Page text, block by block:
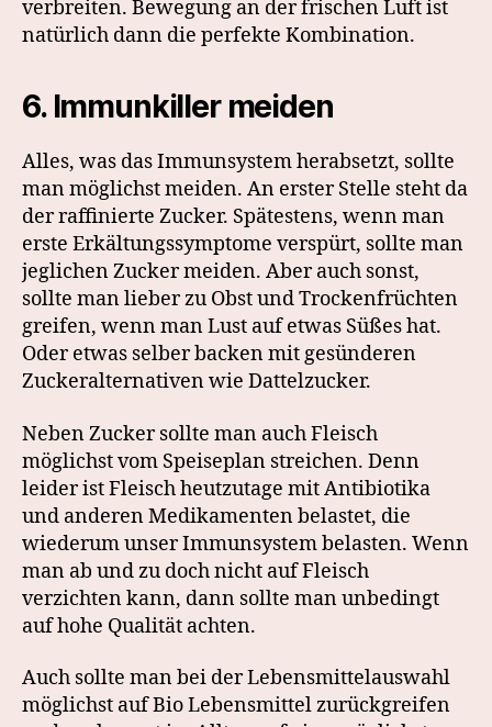
verbreiten. Bewegung an der frischen Luft ist
natürlich dann die perfekte Kombination.
6. Immunkiller meiden
Alles, was das Immunsystem herabsetzt, sollte
man möglichst meiden. An erster Stelle steht da
der raffinierte Zucker. Spätestens, wenn man
erste Erkältungssymptome verspürt, sollte man
jeglichen Zucker meiden. Aber auch sonst,
sollte man lieber zu Obst und Trockenfrüchten
greifen, wenn man Lust auf etwas Süßes hat.
Oder etwas selber backen mit gesünderen
Zuckeralternativen wie Dattelzucker.
Neben Zucker sollte man auch Fleisch
möglichst vom Speiseplan streichen. Denn
leider ist Fleisch heutzutage mit Antibiotika
und anderen Medikamenten belastet, die
wiederum unser Immunsystem belasten. Wenn
man ab und zu doch nicht auf Fleisch
verzichten kann, dann sollte man unbedingt
auf hohe Qualität achten.
Auch sollte man bei der Lebensmittelauswahl
möglichst auf Bio Lebensmittel zurückgreifen